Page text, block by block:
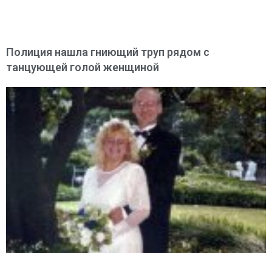
Полиция нашла гниющий труп рядом с
танцующей голой женщиной